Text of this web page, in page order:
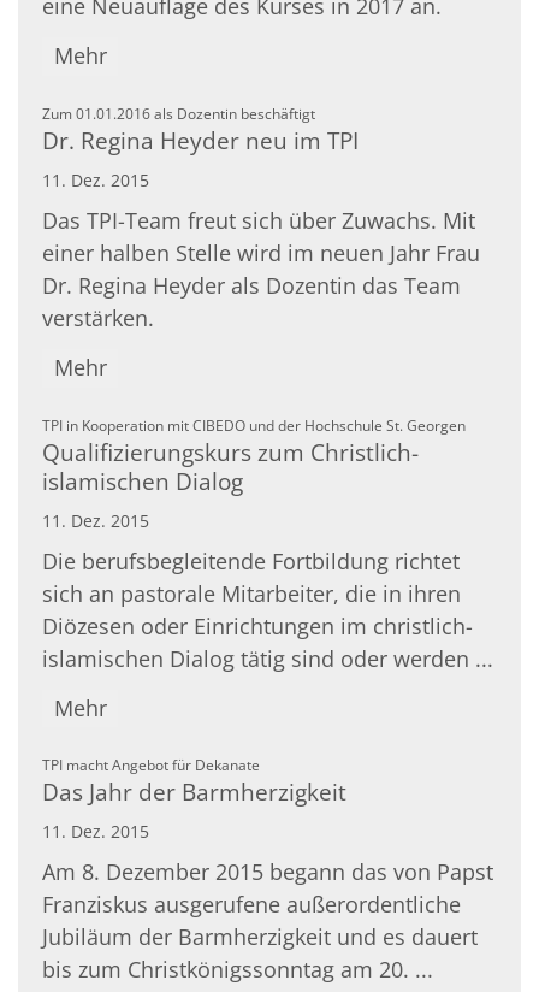
eine Neuauflage des Kurses in 2017 an.
Mehr
Zum 01.01.2016 als Dozentin beschäftigt:
Dr. Regina Heyder neu im TPI
11. Dez. 2015
Das TPI-Team freut sich über Zuwachs. Mit
einer halben Stelle wird im neuen Jahr Frau
Dr. Regina Heyder als Dozentin das Team
verstärken.
Mehr
TPI in Kooperation mit CIBEDO und der Hochschule St. Georgen:
Qualifizierungskurs zum Christlich-
islamischen Dialog
11. Dez. 2015
Die berufsbegleitende Fortbildung richtet
sich an pastorale Mitarbeiter, die in ihren
Diözesen oder Einrichtungen im christlich-
islamischen Dialog tätig sind oder werden ...
Mehr
TPI macht Angebot für Dekanate
Das Jahr der Barmherzigkeit
11. Dez. 2015
Am 8. Dezember 2015 begann das von Papst
Franziskus ausgerufene außerordentliche
Jubiläum der Barmherzigkeit und es dauert
bis zum Christkönigssonntag am 20. ...